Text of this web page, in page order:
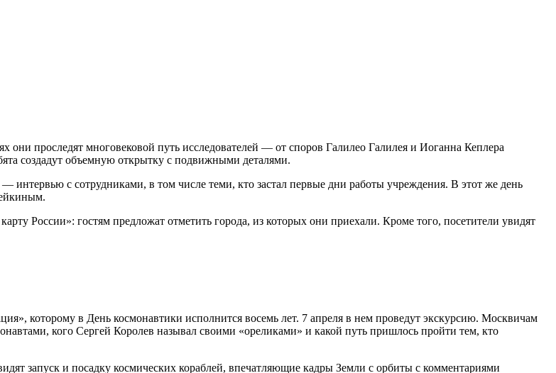
они проследят многовековой путь исследователей — от споров Галилео Галилея и Иоганна Кеплера
создадут объемную открытку с подвижными деталями.
интервью с сотрудниками, в том числе теми, кто застал первые дни работы учреждения. В этот же день
России»: гостям предложат отметить города, из которых они приехали. Кроме того, посетители увидят
которому в День космонавтики исполнится восемь лет. 7 апреля в нем проведут экскурсию. Москвичам
кого Сергей Королев называл своими «ореликами» и какой путь пришлось пройти тем, кто
запуск и посадку космических кораблей, впечатляющие кадры Земли с орбиты с комментариями